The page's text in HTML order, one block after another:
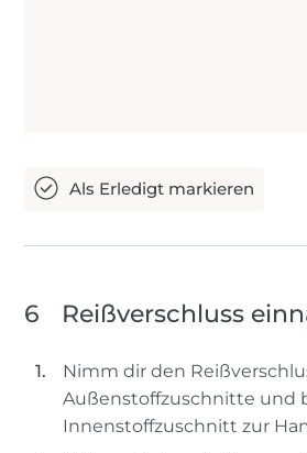
6 Reißverschluss
Nimm dir den
Außenstoffzuschnitte und
Innenstoffzuschnitt zur